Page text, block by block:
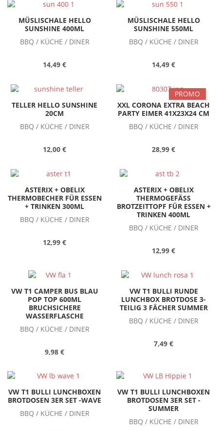
MÜSLISCHALE HELLO
SUNSHINE 400ML
BBQ / KÜCHE / DINER
14,49 €
MÜSLISCHALE HELLO
SUNSHINE 550ML
BBQ / KÜCHE / DINER
14,49 €
TELLER HELLO SUNSHINE
20CM
BBQ / KÜCHE / DINER
12,00 €
PROMO
XXL CORONA EXTRA BEACH
PARTY EIMER 41X23X24 CM
BBQ / KÜCHE / DINER
28,99 €
ASTERIX + OBELIX
THERMOBECHER FÜR ESSEN
+ TRINKEN 300ML
BBQ / KÜCHE / DINER
12,99 €
ASTERIX + OBELIX
THERMOGEFÄSS B
ROTZEITTOPF FÜR ESSEN + T
RINKEN 400ML
BBQ / KÜCHE / DINER
12,99 €
VW T1 CAMPER BUS BLAU
POP TOP 600ML
BRUCHSICHERE
WASSERFLASCHE
BBQ / KÜCHE / DINER
9,98 €
VW T1 BULLI RUNDE
LUNCHBOX BROTDOSE 3-
TEILIG 3 FÄCHER SUMMER
BBQ / KÜCHE / DINER
7,49 €
VW T1 BULLI LUNCHBOXEN
BROTDOSEN 3ER SET -WAVE
BBQ / KÜCHE / DINER
VW T1 BULLI LUNCHBOXEN
BROTDOSEN 3ER SET -
SUMMER
BBQ / KÜCHE / DINER